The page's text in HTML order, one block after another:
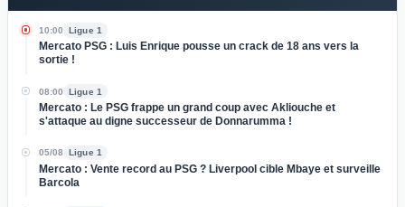
10:00 Ligue 1
Mercato PSG : Luis Enrique pousse un crack de 18 ans vers la
sortie !
08:00 Ligue 1
Mercato : Le PSG frappe un grand coup avec Akliouche et
s'attaque au digne successeur de Donnarumma !
05/08 Ligue 1
Mercato : Vente record au PSG ? Liverpool cible Mbaye et surveille
Barcola